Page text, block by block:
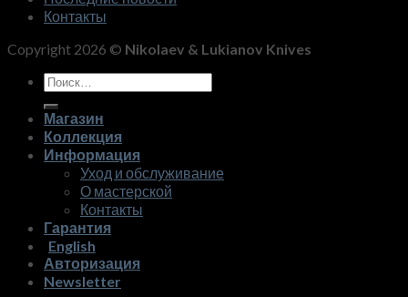
Контакты
Copyright 2026 © Nikolaev & Lukianov Knives
Искать:
Магазин
Коллекция
Информация
Уход и обслуживание
О мастерской
Контакты
Гарантия
English
Авторизация
Newsletter